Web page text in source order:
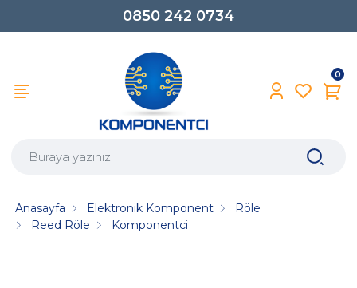
0850 242 0734
0
Anasayfa Elektronik Komponent
Röle
Reed Röle
Komponentci